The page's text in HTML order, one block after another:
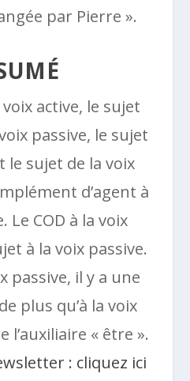
par Pierre ».
active, le sujet
passive, le sujet
le sujet de la voix
d’agent à
Le COD à la voix
à la voix passive.
passive, il y a une
plus qu’à la voix
l’auxiliaire « être ».
: cliquez ici